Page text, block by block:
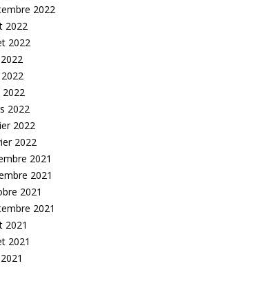
2022
2022
2022
2022
2022
2022
2022
2021
2021
2021
2021
2021
2021